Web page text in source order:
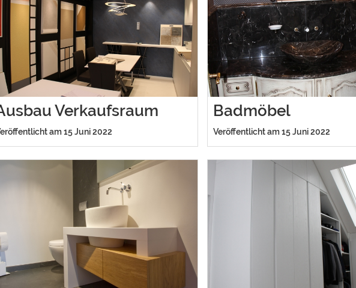
Verkaufsraum
am 15 Juni 2022
Badmöbel
Veröffentlicht am 15 Juni 2022